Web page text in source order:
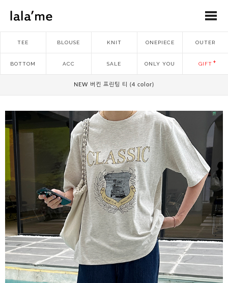
TEE BLOUSE KNIT ONEPIECE OUTER
BOTTOM ACC SALE ONLY YOU GIFT
NEW 버킨 프린팅 티 (4 color)